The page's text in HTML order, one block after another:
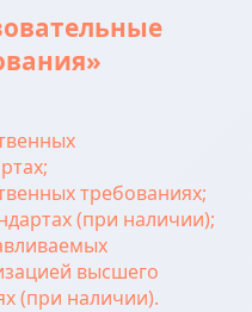
требованиях;
(при наличии);
высшего
(при наличии).